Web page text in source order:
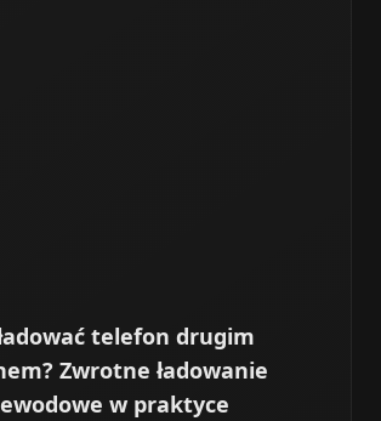
telefon drugim
Zwrotne ładowanie
w praktyce